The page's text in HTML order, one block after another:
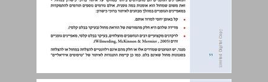
2. סוגי מחוונים לאיתור מחוננות וכישרון במחול ... 11